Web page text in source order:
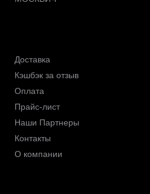
Доставка
Кэшбэк за отзыв
Оплата
Прайс-лист
Наши Партнеры
Контакты
О компании